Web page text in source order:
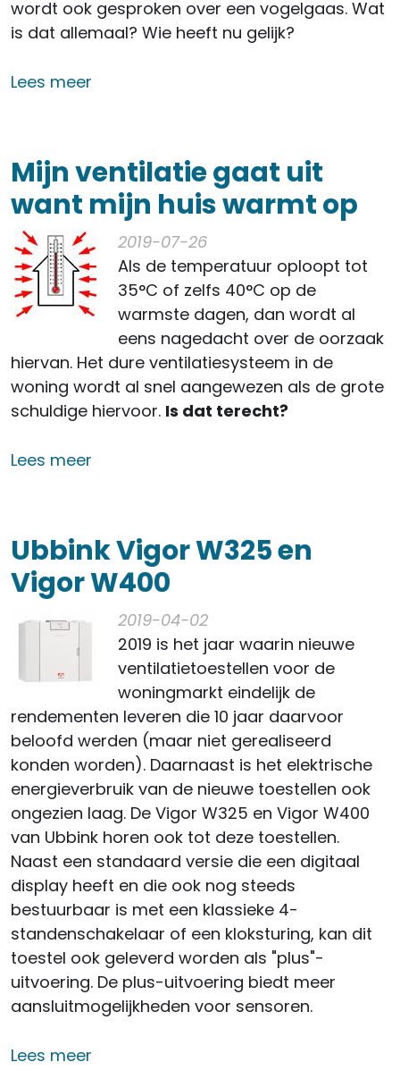
wordt ook gesproken over een vogelgaas. Wat
is dat allemaal? Wie heeft nu gelijk?
Lees meer
Mijn ventilatie gaat uit
want mijn huis warmt op
2019-07-26
Als de temperatuur oploopt tot
35°C of zelfs 40°C op de
warmste dagen, dan wordt al
eens nagedacht over de oorzaak
hiervan. Het dure ventilatiesysteem in de
woning wordt al snel aangewezen als de grote
schuldige hiervoor. Is dat terecht?
Lees meer
Ubbink Vigor W325 en
Vigor W400
2019-04-02
2019 is het jaar waarin nieuwe
ventilatietoestellen voor de
woningmarkt eindelijk de
rendementen leveren die 10 jaar daarvoor
beloofd werden (maar niet gerealiseerd
konden worden). Daarnaast is het elektrische
energieverbruik van de nieuwe toestellen ook
ongezien laag. De Vigor W325 en Vigor W400
van Ubbink horen ook tot deze toestellen.
Naast een standaard versie die een digitaal
display heeft en die ook nog steeds
bestuurbaar is met een klassieke 4-
standenschakelaar of een kloksturing, kan dit
toestel ook geleverd worden als "plus"-
uitvoering. De plus-uitvoering biedt meer
aansluitmogelijkheden voor sensoren.
Lees meer